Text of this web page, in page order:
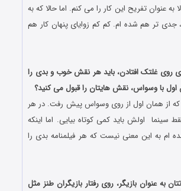
عنوان تفریح این کار را می کنم. اما حالا که به
جدی تر هم شده ام. کم کم زوایای پنهان کار هم
روی غلتک افتادن، باید هر نقش خوب و بدی را
اول با وسواس، نقش هایتان را قبول می کنید؟
از همان اول از روی وسواس پیش رفت. در هر
سینما اولش باید کمی کوتاه بیایی. اما اینکه
ام به این معنی نیست که هر فیلمنامه بدی را
به عنوان بازیگر، روی رفتار بازیگران طنز مثل